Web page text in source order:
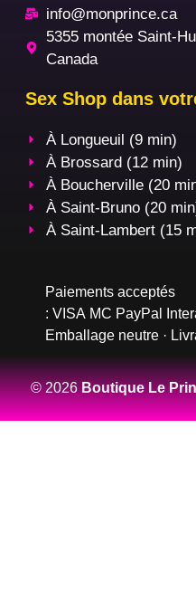
info@monprince.ca
5355 montée Saint-
Canada
Sex Shop dans
À Longueuil (9 min)
À Brossard (12 min)
À Boucherville (20
À Saint-Bruno (20
À Saint-Lambert (15
Paiements acceptés
: VISA MC PayPal
Emballage neutre ·
© 2026Boutique Le